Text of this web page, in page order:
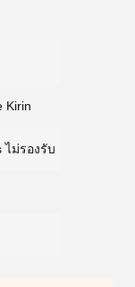
Kirin
ไม่รองรับ